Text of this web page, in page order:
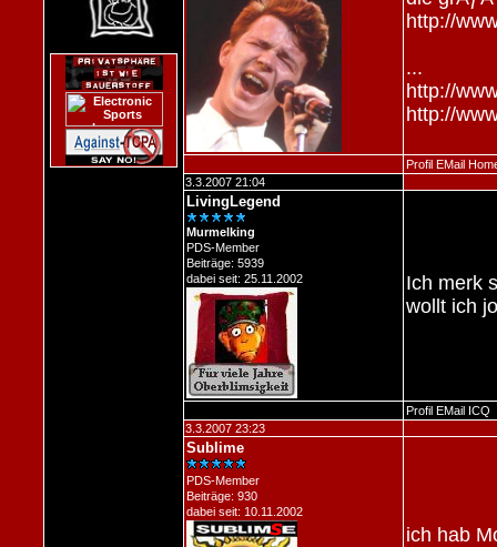
http://
...
http://
http://
Profil EMail
3.3.2007 21:04
LivingLegend
Murmelking
PDS-Member
Beiträge: 5939
dabei seit: 25.11.2002
Ich merk
wollt ich
Profil EMail ICQ
3.3.2007 23:23
Sublime
PDS-Member
Beiträge: 930
dabei seit: 10.11.2002
ich hab